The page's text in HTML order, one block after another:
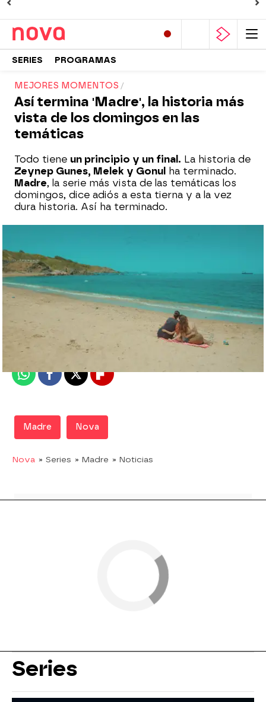
SERIES PROGRAMAS
MEJORES MOMENTOS
Así termina 'Madre', la historia más
vista de los domingos en las
temáticas
Todo tiene un principio y un final. La historia de
Zeynep Gunes, Melek y Gonul
ha terminado.
Madre, la serie más vista de las temáticas los
domingos, dice adiós a esta tierna y a la vez
dura historia. Así ha terminado.
Nova
Madrid
Publicado: 23 de diciembre de 2019, 06:01
WhatsappFacebook
X Flipboard
Madre Nova
Nova » Series » Madre » Noticias
Series